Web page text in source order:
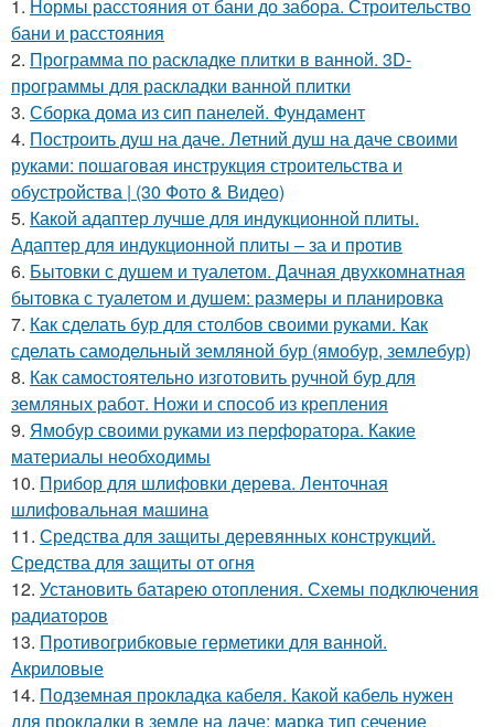
1. Нормы расстояния от бани до забора. Строительство
бани и расстояния
2. Программа по раскладке плитки в ванной. 3D-
программы для раскладки ванной плитки
3. Сборка дома из сип панелей. Фундамент
4. Построить душ на даче. Летний душ на даче своими
руками: пошаговая инструкция строительства и
обустройства | (30 Фото & Видео)
5. Какой адаптер лучше для индукционной плиты.
Адаптер для индукционной плиты – за и против
6. Бытовки с душем и туалетом. Дачная двухкомнатная
бытовка с туалетом и душем: размеры и планировка
7. Как сделать бур для столбов своими руками. Как
сделать самодельный земляной бур (ямобур, землебур)
8. Как самостоятельно изготовить ручной бур для
земляных работ. Ножи и способ из крепления
9. Ямобур своими руками из перфоратора. Какие
материалы необходимы
10. Прибор для шлифовки дерева. Ленточная
шлифовальная машина
11. Средства для защиты деревянных конструкций.
Средства для защиты от огня
12. Установить батарею отопления. Схемы подключения
радиаторов
13. Противогрибковые герметики для ванной.
Акриловые
14. Подземная прокладка кабеля. Какой кабель нужен
для прокладки в земле на даче: марка тип сечение